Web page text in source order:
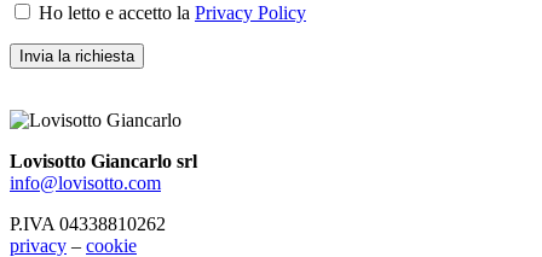
Ho letto e accetto la Privacy Policy
Lovisotto Giancarlo srl
info@lovisotto.com
P.IVA 04338810262
privacy – cookie